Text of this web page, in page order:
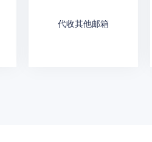
代收其他邮箱